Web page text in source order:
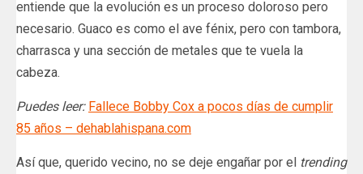
entiende que la evolución es un proceso doloroso pero
necesario. Guaco es como el ave fénix, pero con tambora,
charrasca y una sección de metales que te vuela la
cabeza.
Puedes leer: Fallece Bobby Cox a pocos días de cumplir
85 años – dehablahispana.com
Así que, querido vecino, no se deje engañar por el trending